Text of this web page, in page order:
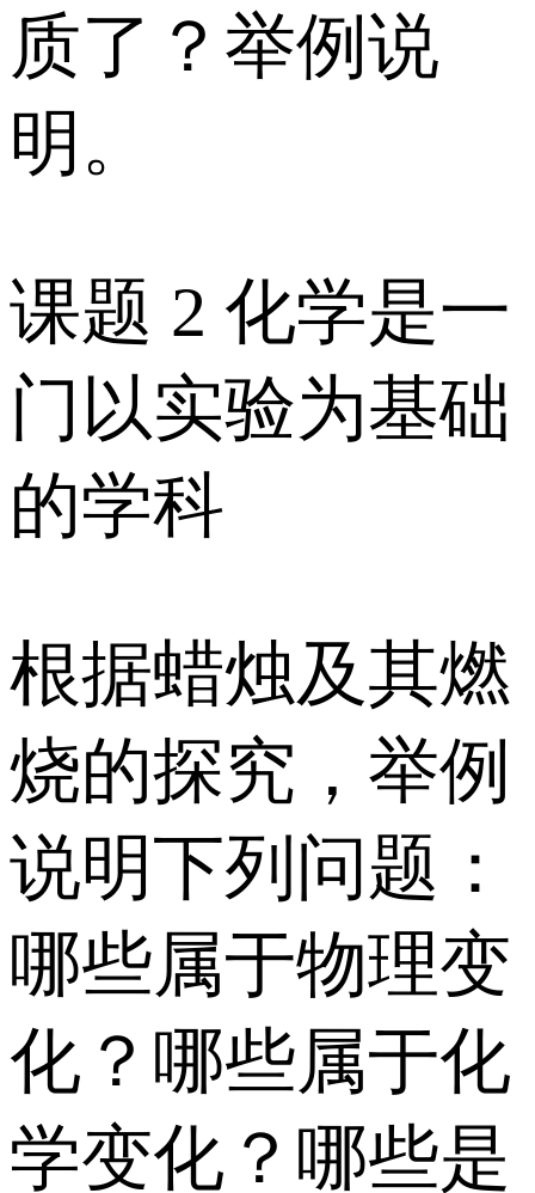
质了？举例说
明。
课题 2 化学是一
门以实验为基础
的学科
根据蜡烛及其燃
烧的探究，举例
说明下列问题：
哪些属于物理变
化？哪些属于化
学变化？哪些是